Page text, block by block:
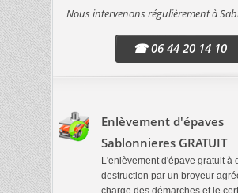
Nous intervenons régulièrement à
☎ 06 44 20 14 10
Enlèvement d'épaves
Sablonnieres GRATUIT
L'enlèvement d'épave gratuit à
destruction par un broyeur
charge des démarches et le